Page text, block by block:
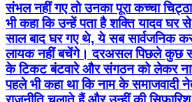
संभल नहीं गए तो उनका पूरा कच्चा
भी कहा कि उन्हें पता है शक्ति यादव
साल बाद घर गए थे, ये सब सार्वजनिक
लायक नहीं बचेंगे। दरअसल पिछले कुछ
के टिकट बंटवारे और संगठन को लेकर
पहले भी कहा था कि नाम के समाजवादी